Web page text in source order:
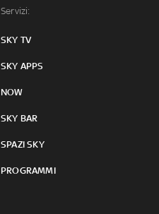
Servizi:
SKY TV
SKY APPS
NOW
SKY BAR
SPAZI SKY
PROGRAMMI